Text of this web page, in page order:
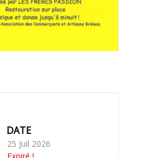
DATE
25 Juil 2026